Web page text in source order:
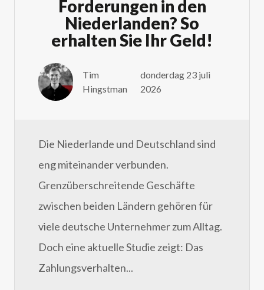
Forderungen in den
Niederlanden? So
erhalten Sie Ihr Geld!
Tim
Hingstman
donderdag 23 juli
2026
Die Niederlande und Deutschland sind
eng miteinander verbunden.
Grenzüberschreitende Geschäfte
zwischen beiden Ländern gehören für
viele deutsche Unternehmer zum Alltag.
Doch eine aktuelle Studie zeigt: Das
Zahlungsverhalten...